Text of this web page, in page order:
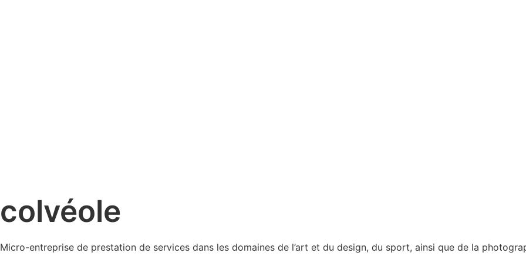
colvéole
Micro-entreprise de prestation de services dans les domaines de l’art et du design, du sport, ainsi que de la